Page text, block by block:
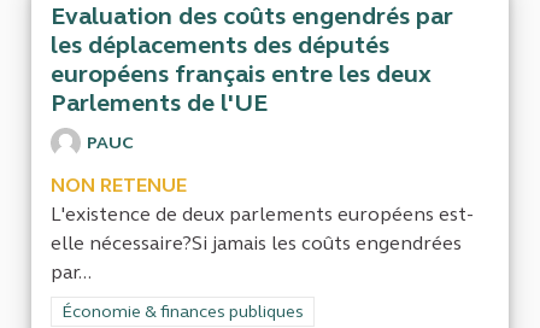
Evaluation des coûts engendrés par
les déplacements des députés
européens français entre les deux
Parlements de l'UE
PAUC
NON RETENUE
L'existence de deux parlements européens est-
elle nécessaire?Si jamais les coûts engendrées
par...
Filtrer les résultats de la catégorie : Économie & finances
Économie & finances publiques